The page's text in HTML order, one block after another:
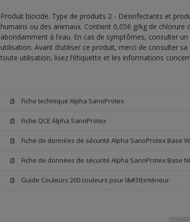
Produit biocide. Type de produits 2 - Désinfectants et
humains ou des animaux. Contient 0,056 g/kg de chlorure
abondamment à l’eau. En cas de symptômes, consulter
utilisation. Avant d’utiliser ce produit, merci de consulter
toute utilisation, lisez l’étiquette et les informations
Fiche technique Alpha SanoProtex
Fiche QCE Alpha SanoProtex
Fiche de données de sécurité Alpha SanoProtex Base
Fiche de données de sécurité Alpha SanoProtex Base
Guide Couleurs 200 couleurs pour l&#39;intérieur